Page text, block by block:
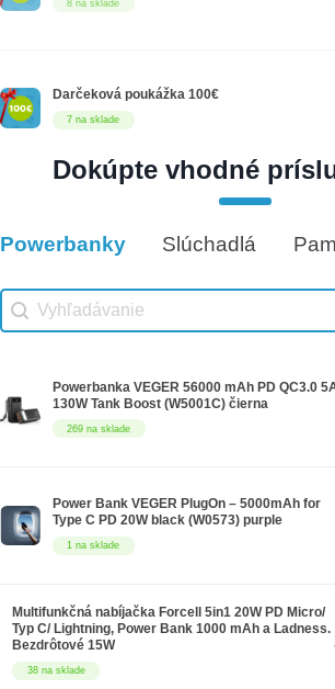
8 na sklade
7 na sklade
Darčeková poukážka 100€
5 na sklade
Dokúpte vhodné
Vhodné príslušenstvo
Powerbanky Slúchadlá
Vhodné príslušenstvo search
Search content
269 na sklade
Powerbanka VEGER 56000 mAh PD QC3.0
130W Tank Boost (W5001C) čierna
1 na sklade
Power Bank VEGER PlugOn – 5000mAh for
Type C PD 20W black (W0573) purple
38 na sklade
Multifunkčná nabíjačka Forcell 5in1 20W PD Micro/
Typ C/ Lightning, Power Bank 1000 mAh a Ladness.
Bezdrôtové 15W